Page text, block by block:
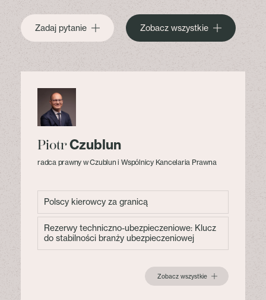
Zadaj pytanie Zobacz wszystkie
PiotrCzublun
radca prawny w Czublun i Wspólnicy Kancelaria Prawna
Polscy kierowcy za granicą
Rezerwy techniczno-ubezpieczeniowe: Klucz
do stabilności branży ubezpieczeniowej
Zobacz wszystkie